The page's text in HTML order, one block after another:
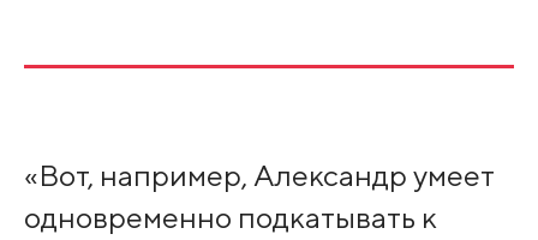
«Вот, например, Александр умеет
одновременно подкатывать к